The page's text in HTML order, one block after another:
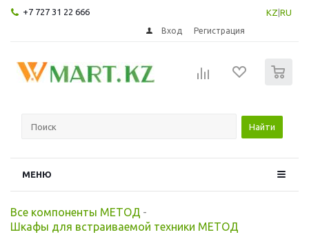
+7 727 31 22 666 KZ RU
Вход Регистрация
Найти
МЕНЮ
Все компоненты МЕТОД -
Шкафы для встраиваемой техники МЕТОД